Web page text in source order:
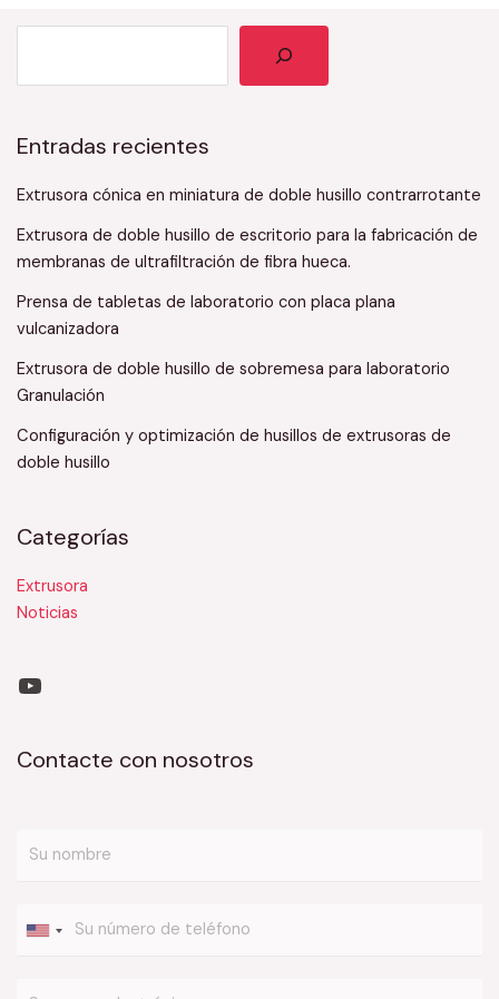
Entradas recientes
Extrusora cónica en miniatura de doble husillo contrarrotante
Extrusora de doble husillo de escritorio para la fabricación de
membranas de ultrafiltración de fibra hueca.
Prensa de tabletas de laboratorio con placa plana
vulcanizadora
Extrusora de doble husillo de sobremesa para laboratorio
Granulación
Configuración y optimización de husillos de extrusoras de
doble husillo
Categorías
Extrusora
Noticias
YouTube
Contacte con nosotros